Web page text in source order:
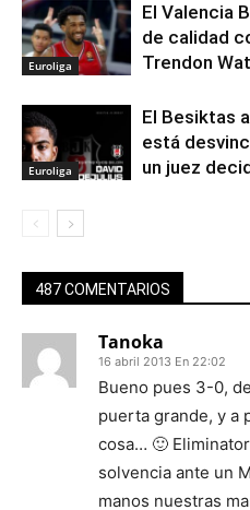
Euroliga
El Valencia
de calidad
Trendon
Euroliga
El Besiktas
está
un juez
487 COMENTARIOS
Tanoka
16 abril 2013 En 22:02
Bueno pues 3-0,
puerta grande, y a
cosa… 🙂
solvencia ante un
manos nuestras